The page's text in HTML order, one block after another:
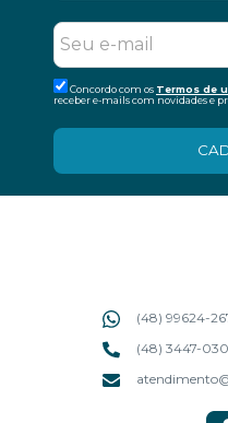
Concordo com os Termos de
receber e-mails com novidades e
(48) 99624-
(48) 3447-